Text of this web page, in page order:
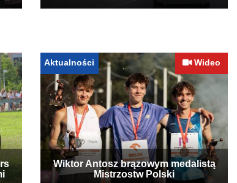
Aktualności Wideo
Wiktor Antosz brązowym medalistą
Mistrzostw Polski